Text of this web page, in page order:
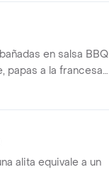
en salsa BBQ
papas a la francesa
de repollo
alita equivale a un